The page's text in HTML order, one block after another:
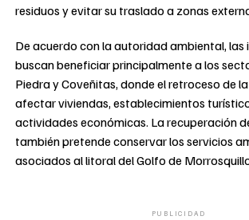
residuos y evitar su traslado a zonas
De acuerdo con la autoridad ambiental, las
buscan beneficiar principalmente a los
Piedra y Coveñitas, donde el retroceso de
afectar viviendas, establecimientos
actividades económicas. La recuperación
también pretende conservar los servicios
asociados al litoral del Golfo de
PUBLICIDAD